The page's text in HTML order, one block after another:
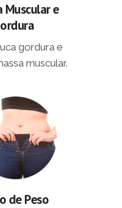
Muscular e
gordura e
muscular.
de Peso